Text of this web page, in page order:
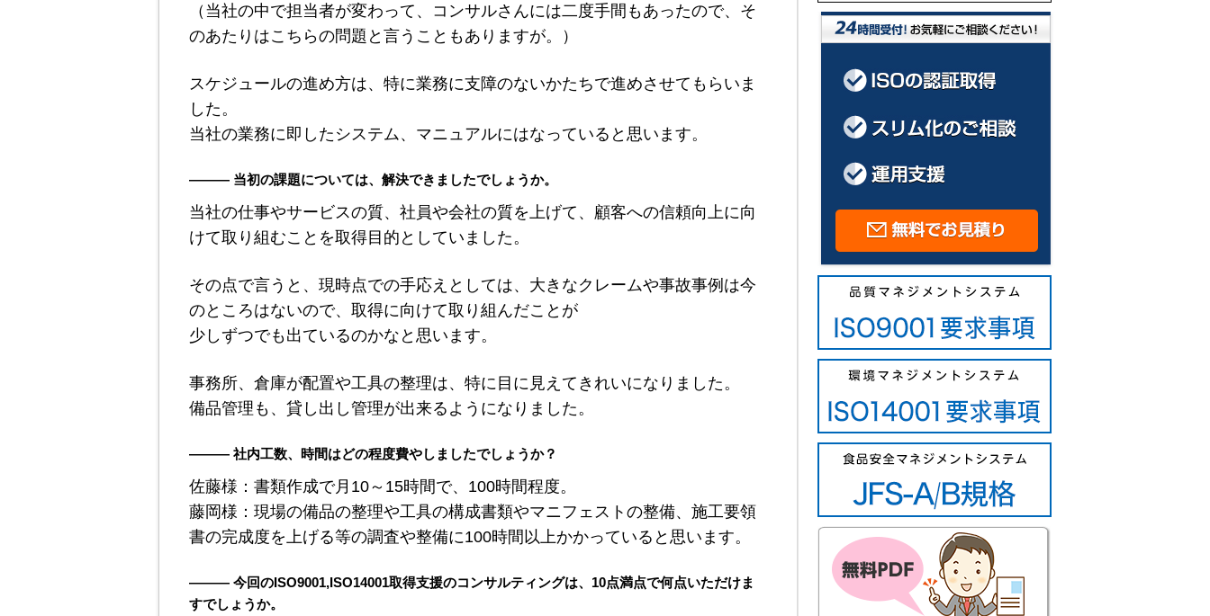
（当社の中で担当者が変わって、コンサルさんには二度手間もあったので、そ
のあたりはこちらの問題と言うこともありますが。）
スケジュールの進め方は、特に業務に支障のないかたちで進めさせてもらいま
した。
当社の業務に即したシステム、マニュアルにはなっていると思います。
――― 当初の課題については、解決できましたでしょうか。
当社の仕事やサービスの質、社員や会社の質を上げて、顧客への信頼向上に向
けて取り組むことを取得目的としていました。
その点で言うと、現時点での手応えとしては、大きなクレームや事故事例は今
のところはないので、取得に向けて取り組んだことが
少しずつでも出ているのかなと思います。
事務所、倉庫が配置や工具の整理は、特に目に見えてきれいになりました。
備品管理も、貸し出し管理が出来るようになりました。
――― 社内工数、時間はどの程度費やしましたでしょうか？
佐藤様：書類作成で月10～15時間で、100時間程度。
藤岡様：現場の備品の整理や工具の構成書類やマニフェストの整備、施工要領
書の完成度を上げる等の調査や整備に100時間以上かかっていると思います。
――― 今回のISO9001,ISO14001取得支援のコンサルティングは、10点満点で何点いただけま
すでしょうか。